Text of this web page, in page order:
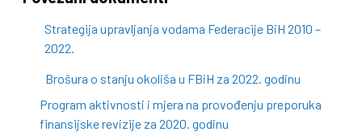
Strategija upravljanja vodama Federacije BiH 2010 –
2022.
Brošura o stanju okoliša u FBiH za 2022. godinu
Program aktivnosti i mjera na provođenju preporuka
finansijske revizije za 2020. godinu